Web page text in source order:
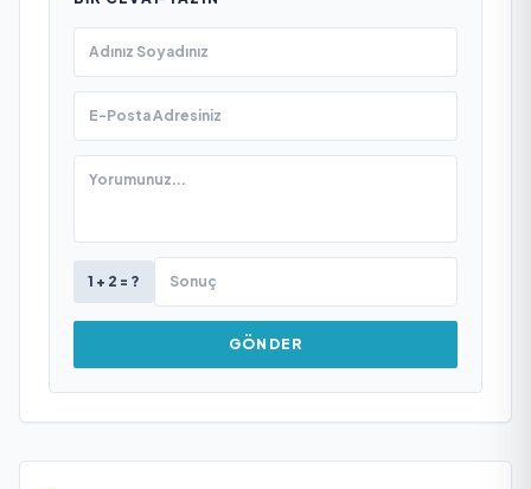
1 + 2 = ?
GÖNDER